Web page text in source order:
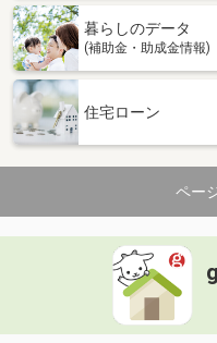
暮らしのデータ
(補助金・助成金情報)
住宅ローン
ペー